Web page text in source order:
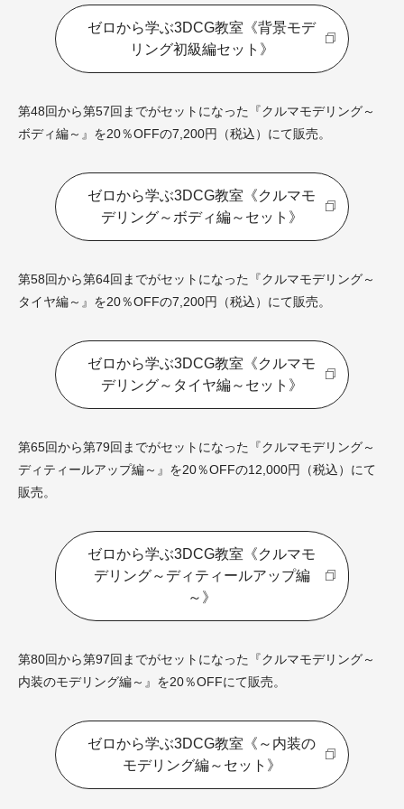
ゼロから学ぶ3DCG教室《背景モデ
リング初級編セット》
第48回から第57回までがセットになった『クルマモデリング～
ボディ編～』を20％OFFの7,200円（税込）にて販売。
ゼロから学ぶ3DCG教室《クルマモ
デリング～ボディ編～セット》
第58回から第64回までがセットになった『クルマモデリング～
タイヤ編～』を20％OFFの7,200円（税込）にて販売。
ゼロから学ぶ3DCG教室《クルマモ
デリング～タイヤ編～セット》
第65回から第79回までがセットになった『クルマモデリング～
ディティールアップ編～』を20％OFFの12,000円（税込）にて
販売。
ゼロから学ぶ3DCG教室《クルマモ
デリング～ディティールアップ編
～》
第80回から第97回までがセットになった『クルマモデリング～
内装のモデリング編～』を20％OFFにて販売。
ゼロから学ぶ3DCG教室《～内装の
モデリング編～セット》